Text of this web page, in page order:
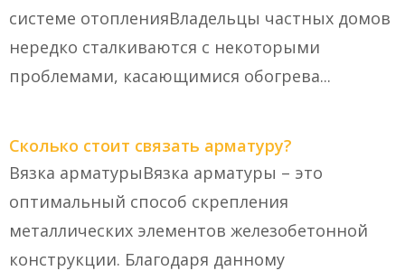
системе отопленияВладельцы частных домов
нередко сталкиваются с некоторыми
проблемами, касающимися обогрева...
Сколько стоит связать арматуру?
Вязка арматурыВязка арматуры – это
оптимальный способ скрепления
металлических элементов железобетонной
конструкции. Благодаря данному